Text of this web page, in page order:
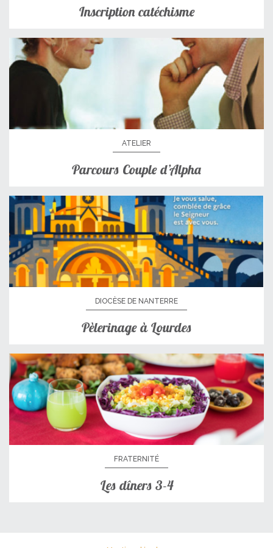
Inscription catéchisme
ATELIER
Parcours Couple d’Alpha
DIOCÈSE DE NANTERRE
Pèlerinage à Lourdes
FRATERNITÉ
Les dîners 3-4